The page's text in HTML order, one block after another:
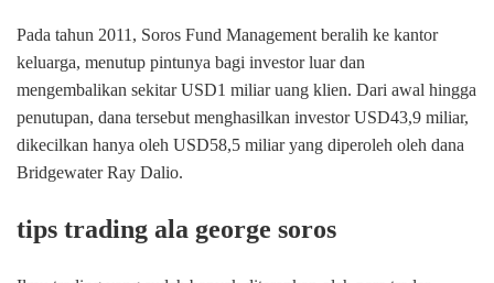
Pada tahun 2011, Soros Fund Management beralih ke kantor
keluarga, menutup pintunya bagi investor luar dan
mengembalikan sekitar USD1 miliar uang klien. Dari awal hingga
penutupan, dana tersebut menghasilkan investor USD43,9 miliar,
dikecilkan hanya oleh USD58,5 miliar yang diperoleh oleh dana
Bridgewater Ray Dalio.
tips trading ala george soros